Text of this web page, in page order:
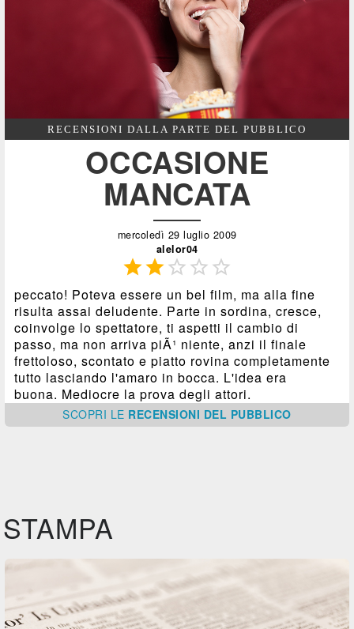
RECENSIONI DALLA PARTE DEL PUBBLICO
OCCASIONE
MANCATA
mercoledì 29 luglio 2009
alelor04
  
peccato! Poteva essere un bel film, ma alla fine
risulta assai deludente. Parte in sordina, cresce,
coinvolge lo spettatore, ti aspetti il cambio di
passo, ma non arriva piÃ¹ niente, anzi il finale
frettoloso, scontato e piatto rovina completamente
tutto lasciando l'amaro in bocca. L'idea era
buona. Mediocre la prova degli attori.
SCOPRI LE RECENSIONI DEL PUBBLICO
STAMPA